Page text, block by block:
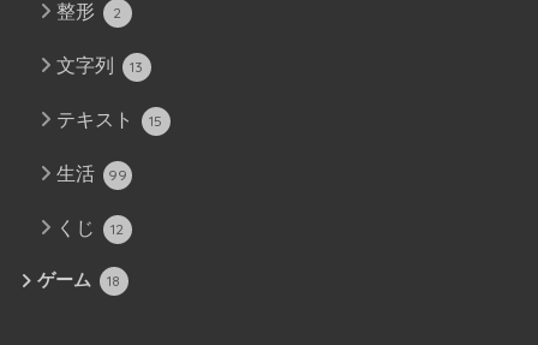
整形 2
文字列 13
テキスト 15
生活 99
くじ 12
ゲーム 18